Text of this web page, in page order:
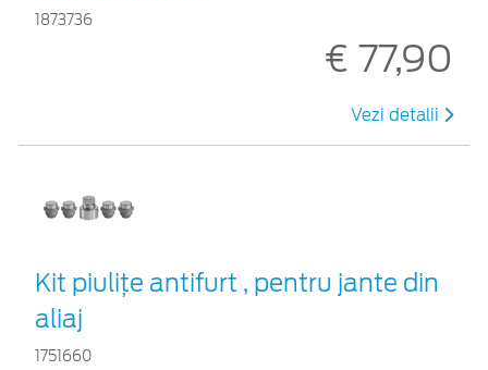
1873736
€ 77,90
Vezi detalii
Kit piuliţe antifurt , pentru jante din
aliaj
1751660